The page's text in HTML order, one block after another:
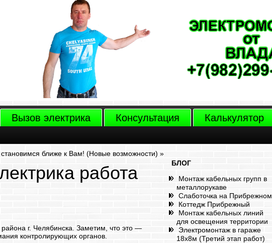
Вызов электрика Консультация Калькулятор
ближе к Вам! (Новые возможности) »
работа
г. Челябинска. Заметим, что это —
контролирующих органов.
БЛОГ
Монтаж кабельных групп в
металлорукаве
Слаботочка на Прибрежном
Коттедж Прибрежный
Монтаж кабельных линий
для освещения территории
Электромонтаж в гараже
18х8м (Третий этап работ)